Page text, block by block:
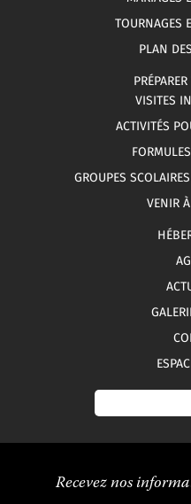
TOURNAGES
PLAN
VISITES
ACTIVITÉS
GROUPES
VENIR
Recevez nos